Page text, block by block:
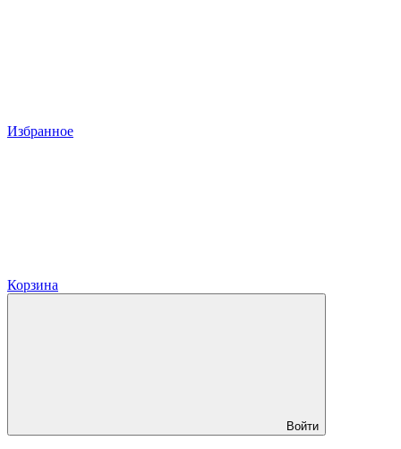
Избранное
Корзина
Войти